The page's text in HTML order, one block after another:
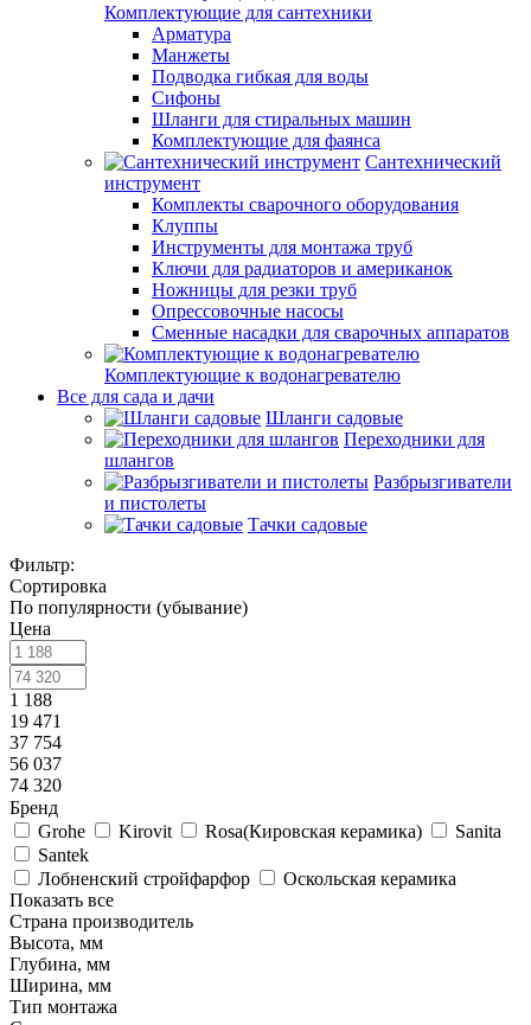
Комплектующие для сантехники
Арматура
Манжеты
Подводка гибкая для воды
Сифоны
Шланги для стиральных машин
Комплектующие для фаянса
Сантехнический
инструмент
Комплекты сварочного оборудования
Клуппы
Инструменты для монтажа труб
Ключи для радиаторов и американок
Ножницы для резки труб
Опрессовочные насосы
Сменные насадки для сварочных аппаратов
Комплектующие к водонагревателю
Все для сада и дачи
Шланги садовые
Переходники для
шлангов
Разбрызгиватели
и пистолеты
Тачки садовые
Фильтр:
Сортировка
По популярности (убывание)
Цена
1 188
19 471
37 754
56 037
74 320
Бренд
Grohe
Kirovit Rosa(Кировская керамика)
Sanita
Santek
Лобненский стройфарфор
Оскольская керамика
Показать все
Страна производитель
Высота, мм
Глубина, мм
Ширина, мм
Тип монтажа